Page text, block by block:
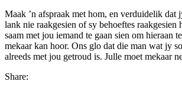
Maak ’n afspraak met hom, en verduidelik dat
lank nie raakgesien of sy behoeftes raakgesien
saam met jou iemand te gaan sien om hieraan
mekaar kan hoor. Ons glo dat die man wat jy
alreeds met jou getroud is. Julle moet mekaar
Share: